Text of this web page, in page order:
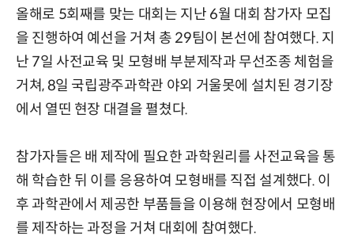
올해로 5회째를 맞는 대회는 지난 6월 대회 참가자 모집
을 진행하여 예선을 거쳐 총 29팀이 본선에 참여했다. 지
난 7일 사전교육 및 모형배 부분제작과 무선조종 체험을
거쳐, 8일 국립광주과학관 야외 거울못에 설치된 경기장
에서 열띤 현장 대결을 펼쳤다.
참가자들은 배 제작에 필요한 과학원리를 사전교육을 통
해 학습한 뒤 이를 응용하여 모형배를 직접 설계했다. 이
후 과학관에서 제공한 부품들을 이용해 현장에서 모형배
를 제작하는 과정을 거쳐 대회에 참여했다.